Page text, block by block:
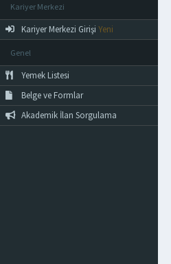
Kariyer Merkezi
Kariyer Merkezi Girişi Yeni
Genel
Yemek Listesi
Belge ve Formlar
Akademik İlan Sorgulama